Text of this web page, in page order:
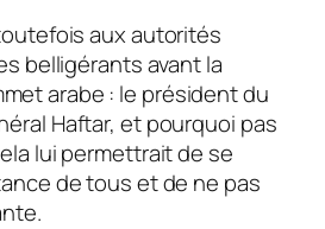
aux autorités
belligérants avant la
arabe : le président du
Haftar, et pourquoi pas
lui permettrait de se
de tous et de ne pas